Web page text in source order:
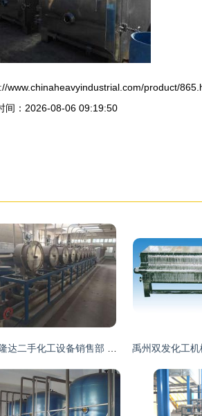
www.chinaheavyindustrial.com/product/
间：2026-08-06 09:19:50